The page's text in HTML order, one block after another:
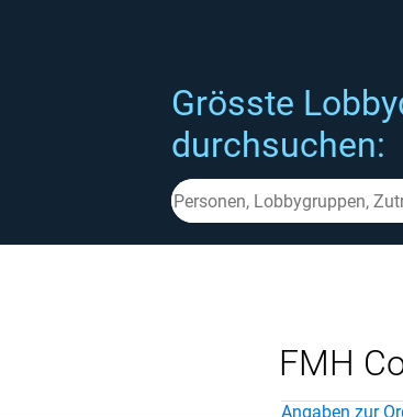
Grösste
durchsuchen:
FMH
Angaben zur